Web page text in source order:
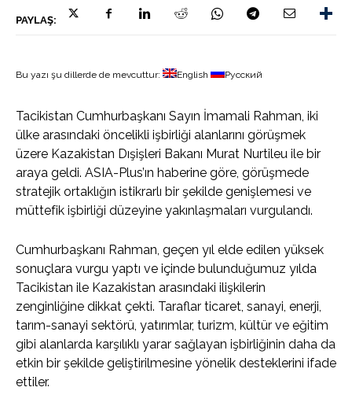
PAYLAŞ:
Bu yazı şu dillerde de mevcuttur: English Русский
Tacikistan Cumhurbaşkanı Sayın İmamali Rahman, iki
ülke arasındaki öncelikli işbirliği alanlarını görüşmek
üzere Kazakistan Dışişleri Bakanı Murat Nurtileu ile bir
araya geldi. ASIA-Plus’ın haberine göre, görüşmede
stratejik ortaklığın istikrarlı bir şekilde genişlemesi ve
müttefik işbirliği düzeyine yakınlaşmaları vurgulandı.
Cumhurbaşkanı Rahman, geçen yıl elde edilen yüksek
sonuçlara vurgu yaptı ve içinde bulunduğumuz yılda
Tacikistan ile Kazakistan arasındaki ilişkilerin
zenginliğine dikkat çekti. Taraflar ticaret, sanayi, enerji,
tarım-sanayi sektörü, yatırımlar, turizm, kültür ve eğitim
gibi alanlarda karşılıklı yarar sağlayan işbirliğinin daha da
etkin bir şekilde geliştirilmesine yönelik desteklerini ifade
ettiler.